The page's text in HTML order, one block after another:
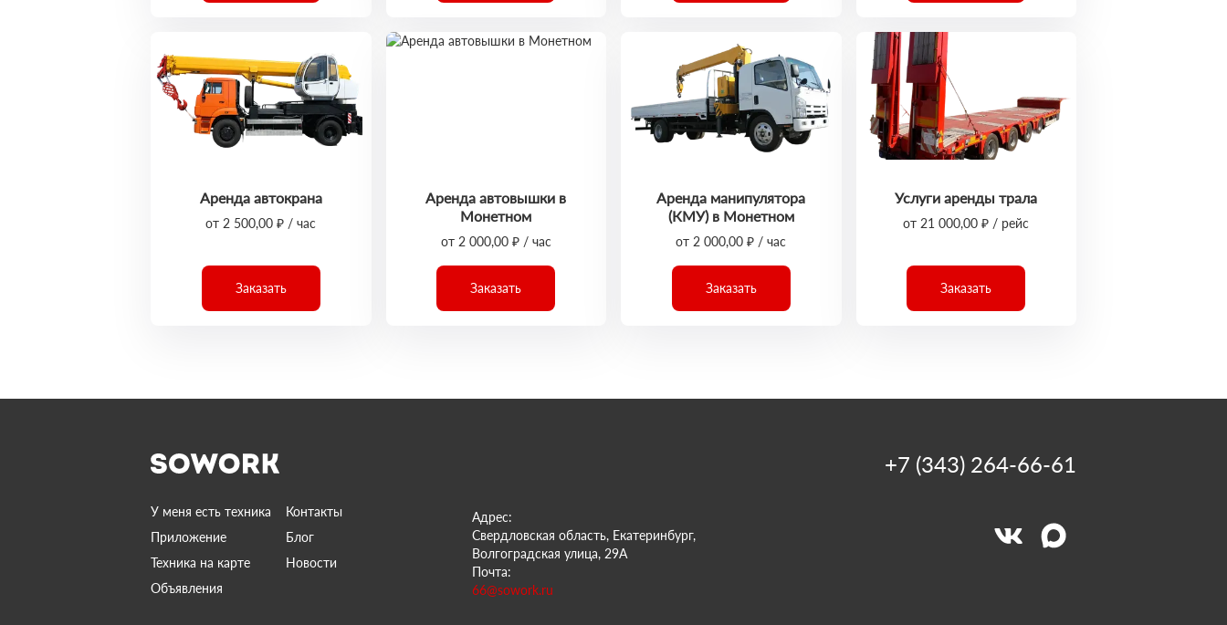
Аренда автокрана
от 2 500,00 ₽ / час
Заказать
Аренда автовышки в
Монетном
от 2 000,00 ₽ / час
Заказать
Аренда манипулятора
(КМУ) в Монетном
от 2 000,00 ₽ / час
Заказать
Услуги аренды трала
от 21 000,00 ₽ / рейс
Заказать
У меня есть техника
Контакты
Приложение
Блог
Техника на карте
Новости
Объявления
Адрес:
Свердловская область, Екатеринбург,
Волгоградская улица, 29А
Почта:
66@sowork.ru
+7 (343) 264-66-61